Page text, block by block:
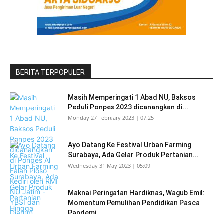
BERITA TERPOPULER
Masih Memperingati 1 Abad NU, Baksos
Peduli Ponpes 2023 dicanangkan di...
Monday 27 February 2023 | 07:25
Ayo Datang Ke Festival Urban Farming
Surabaya, Ada Gelar Produk Pertanian...
Wednesday 31 May 2023 | 05:09
Maknai Peringatan Hardiknas, Wagub Emil:
Momentum Pemulihan Pendidikan Pasca